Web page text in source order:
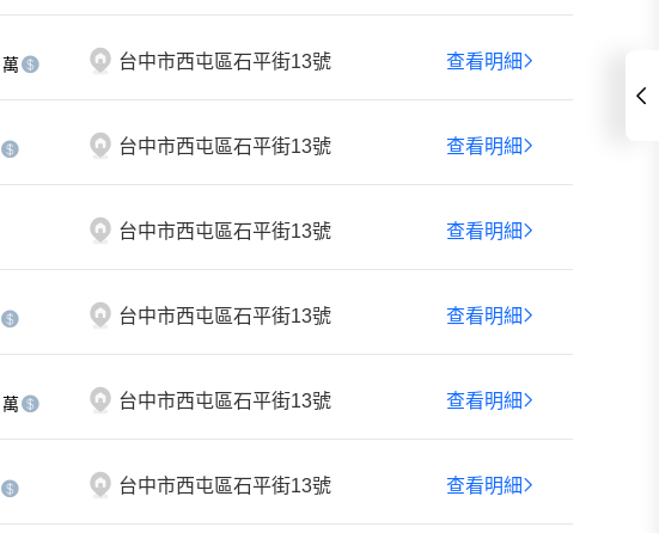
萬 台中市西屯區石平街13號 查看明細
台中市西屯區石平街13號 查看明細
台中市西屯區石平街13號 查看明細
台中市西屯區石平街13號 查看明細
萬 台中市西屯區石平街13號 查看明細
台中市西屯區石平街13號 查看明細